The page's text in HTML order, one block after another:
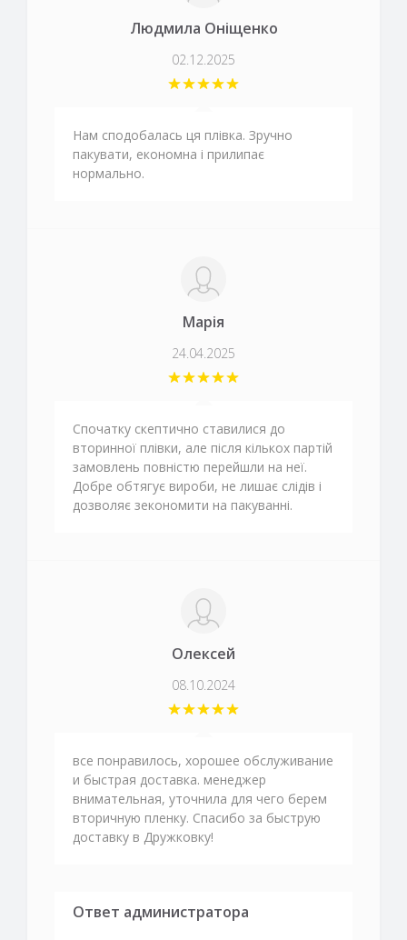
Людмила Оніщенко
02.12.2025
Нам сподобалась ця плівка. Зручно
пакувати, економна і прилипає
нормально.
Марія
24.04.2025
Спочатку скептично ставилися до
вторинної плівки, але після кількох партій
замовлень повністю перейшли на неї.
Добре обтягує вироби, не лишає слідів і
дозволяє зекономити на пакуванні.
Олексей
08.10.2024
все понравилось, хорошее обслуживание
и быстрая доставка. менеджер
внимательная, уточнила для чего берем
вторичную пленку. Спасибо за быструю
доставку в Дружковку!
Ответ администратора